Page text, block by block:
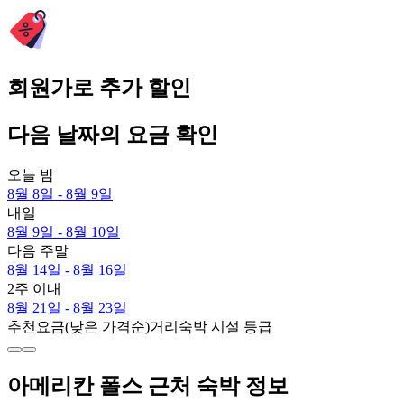
회원가로 추가 할인
다음 날짜의 요금 확인
오늘 밤
8월 8일 - 8월 9일
내일
8월 9일 - 8월 10일
다음 주말
8월 14일 - 8월 16일
2주 이내
8월 21일 - 8월 23일
추천요금(낮은 가격순)거리 숙박 시설 등급
아메리칸 폴스 근처 숙박 정보